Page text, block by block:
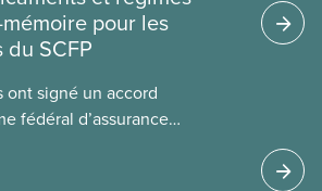
pour les
SCFP
ont signé un accord
fédéral d’assurance
locales du SCFP dans